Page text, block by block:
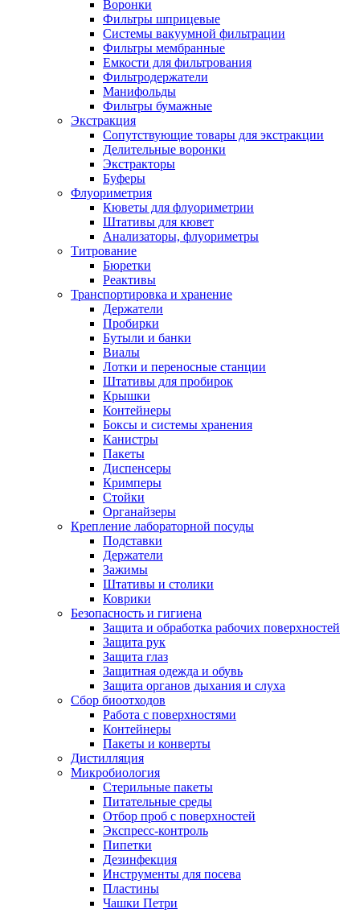
Воронки
Фильтры шприцевые
Системы вакуумной фильтрации
Фильтры мембранные
Емкости для фильтрования
Фильтродержатели
Манифольды
Фильтры бумажные
Экстракция
Сопутствующие товары для экстракции
Делительные воронки
Экстракторы
Буферы
Флуориметрия
Кюветы для флуориметрии
Штативы для кювет
Анализаторы, флуориметры
Титрование
Бюретки
Реактивы
Транспортировка и хранение
Держатели
Пробирки
Бутыли и банки
Виалы
Лотки и переносные станции
Штативы для пробирок
Крышки
Контейнеры
Боксы и системы хранения
Канистры
Пакеты
Диспенсеры
Кримперы
Стойки
Органайзеры
Крепление лабораторной посуды
Подставки
Держатели
Зажимы
Штативы и столики
Коврики
Безопасность и гигиена
Защита и обработка рабочих поверхностей
Защита рук
Защита глаз
Защитная одежда и обувь
Защита органов дыхания и слуха
Сбор биоотходов
Работа с поверхностями
Контейнеры
Пакеты и конверты
Дистилляция
Микробиология
Стерильные пакеты
Питательные среды
Отбор проб с поверхностей
Экспресс-контроль
Пипетки
Дезинфекция
Инструменты для посева
Пластины
Чашки Петри